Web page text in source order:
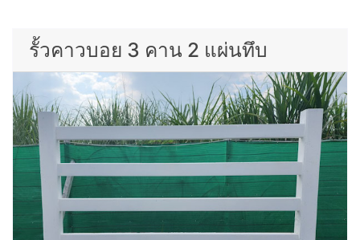
รั้วคาวบอย 3 คาน 2 แผ่นทึบ